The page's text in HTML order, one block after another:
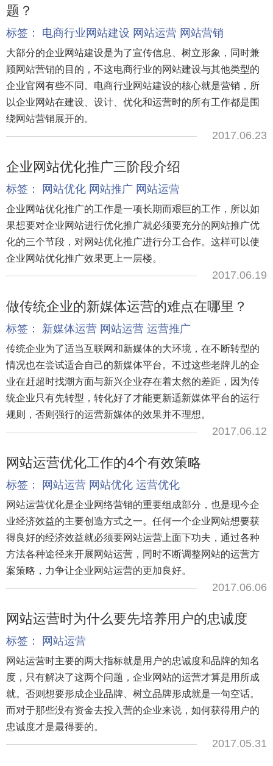
题？
标签： 电商行业网站建设 网站运营 网站营销
大部分的企业网站建设是为了宣传信息、树立形象，同时兼
顾网站营销的目的，不这电商行业的网站建设与其他类型的
企业官网有些不同。电商行业网站建设的核心就是营销，所
以企业网站在建设、设计、优化和运营时的所有工作都是围
绕网站营销展开的。
2017.06.23
企业网站优化推广三阶段介绍
标签： 网站优化 网站推广 网站运营
企业网站优化推广的工作是一项长期而艰巨的工作，所以如
果想要对企业网站进行优化推广就必须要充分的网站推广优
化的三个节段，对网站优化推广进行分工合作。这样可以使
企业网站优化推广效果更上一层楼。
2017.06.19
做传统企业的新媒体运营的难点在哪里？
标签： 新媒体运营 网站运营 运营推广
传统企业为了适当互联网和新媒体的大环境，在不断转型的
情况也在尝试适合自己的新媒体平台。不过这些老牌儿的企
业在赶超时找潮方面与新兴企业存在着太然的差距，因为传
统企业只有先转型，转化好了才能更新适新媒体平台的运行
规则，否则强行的运营新媒体的效果并不理想。
2017.06.12
网站运营优化工作的4个有效策略
标签： 网站运营 网站优化 运营优化
网站运营优化是企业网络营销的重要组成部分，也是现今企
业经济效益的主要创造方式之一。任何一个企业网站想要获
得良好的经济效益就必须要网站运营上面下功夫，通过各种
方法各种途径来开展网站运营，同时不断调整网站的运营方
案策略，力争让企业网站运营的更加良好。
2017.06.06
网站运营时为什么要先培养用户的忠诚度
标签： 网站运营
网站运营时主要的两大指标就是用户的忠诚度和品牌的知名
度，只有解决了这两个问题，企业网站的运营才算是用所成
就。否则想要形成企业品牌、树立品牌形成就是一句空话。
而对于那些没有资金去投入营的企业来说，如何获得用户的
忠诚度才是最得要的。
2017.05.31